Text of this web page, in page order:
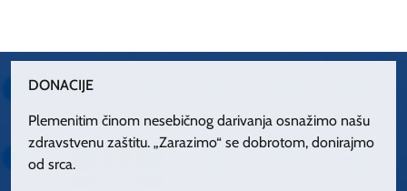
DONACIJE
Plemenitim činom nesebičnog darivanja osnažimo našu
zdravstvenu zaštitu. „Zarazimo“ se dobrotom, donirajmo
od srca.